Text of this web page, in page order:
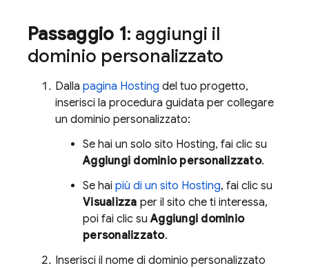
Passaggio 1: aggiungi il
dominio personalizzato
Dalla pagina Hosting del tuo progetto,
inserisci la procedura guidata per collegare
un dominio personalizzato:
Se hai un solo sito Hosting, fai clic su
Aggiungi dominio personalizzato.
Se hai più di un sito Hosting, fai clic su
Visualizza per il sito che ti interessa,
poi fai clic suAggiungi dominio
personalizzato.
Inserisci il nome di dominio personalizzato